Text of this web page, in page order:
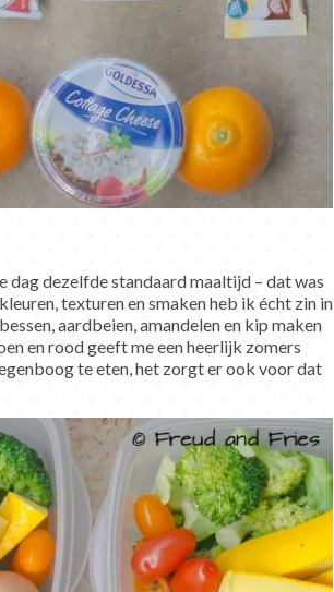
dag dezelfde standaard maaltijd – dat was
texturen en smaken heb ik écht zin in
aardbeien, amandelen en kip maken
en rood geeft me een heerlijk zomers
te eten, het zorgt er ook voor dat